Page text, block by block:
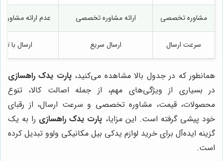
مشاوره تخصصی ارائه مشاوره تخصصی عدم ارائه
سرعت ارسال ارسال سریع ارسال با
همانطور که در جدول بالا مشاهده می‌کنید،پارت یدک راهسازی
در بسیاری از ویژگی‌های مهم، از جمله اصالت کالا، تنوع
محصولات، قیمت، مشاوره تخصصی و سرعت ارسال، از رقبای
خود پیشی گرفته است. این مزایا، پارت یدک راهسازی را به یک
گزینه ایده‌آل برای خرید لوازم یدکی بیل مکانیکی ولوو تبدیل کرده
است.